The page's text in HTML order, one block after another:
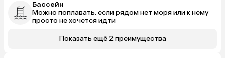
Бассейн
Можно поплавать, если рядом нет моря или к нему
просто не хочется идти
Показать ещё 2 преимущества